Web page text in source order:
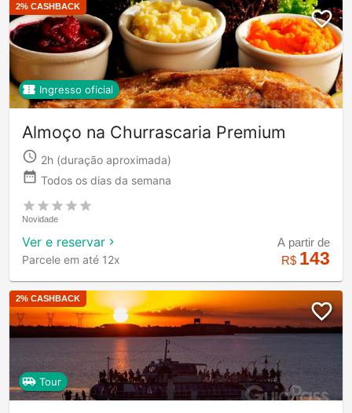
2% CASHBACK
Ingresso oficial
Almoço na Churrascaria Premium
2h (duração aproximada)
Todos os dias da semana
Novidade
Ver e reservar
Parcele em até 12x
A partir de
R$ 143
2% CASHBACK
Tour